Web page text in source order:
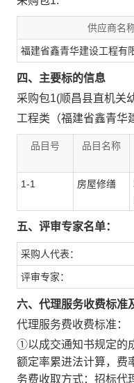
供应商名
福建省鑫青华建设工程有
四、主要标的信息
采购包1(顺昌县直机关
工程类（福建省鑫青华
品目号 品目名称
1-1 房屋修缮
五、评审专家名单：
采购人代表：
评审专家：
六、代理服务收费标准
代理服务费收费标准：
①以成交通知书规定的
额定率累进法计算，费
务费收取方式：招标代